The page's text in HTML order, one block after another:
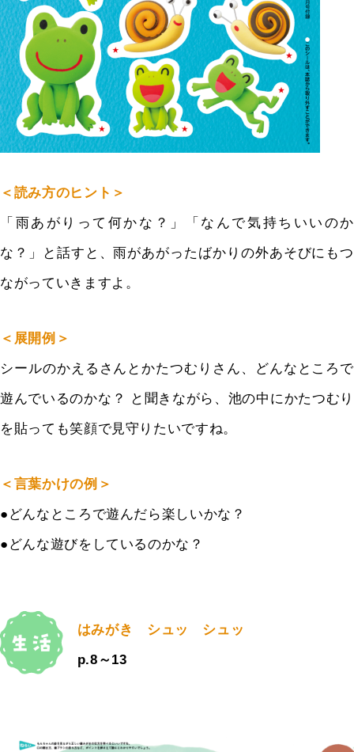
＜読み方のヒント＞
「雨あがりって何かな？」「なんで気持ちいいのか
な？」と話すと、雨があがったばかりの外あそびにもつ
ながっていきますよ。
＜展開例＞
シールのかえるさんとかたつむりさん、どんなところで
遊んでいるのかな？ と聞きながら、池の中にかたつむり
を貼っても笑顔で見守りたいですね。
＜言葉かけの例＞
●どんなところで遊んだら楽しいかな？
●どんな遊びをしているのかな？
はみがき シュッ シュッ
p.8～13